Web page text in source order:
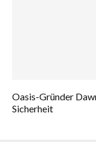
Oasis-Gründer
Sicherheit